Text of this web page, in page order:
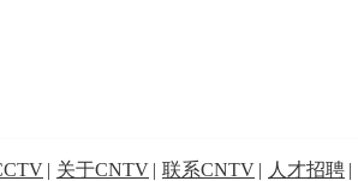
| 关于CNTV | 联系CNTV | 人才招聘 |